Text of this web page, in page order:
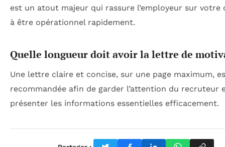
est un atout majeur qui rassure l’employeur sur votre
à être opérationnel rapidement.
Quelle longueur doit avoir la lettre de
Une lettre claire et concise, sur une page maximum,
recommandée afin de garder l’attention du recruteur
présenter les informations essentielles efficacement.